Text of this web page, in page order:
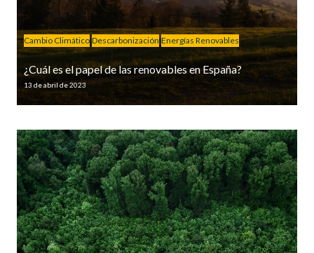
Cambio Climático Descarbonización Energías Renovables
¿Cuál es el papel de las renovables en España?
13 de abril de 2023